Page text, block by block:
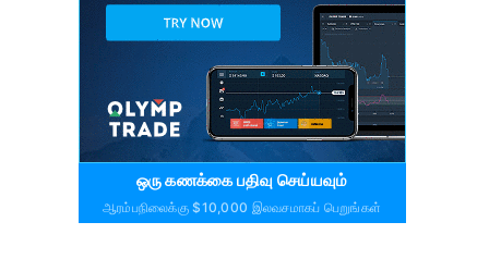
ஒரு கணக்கை பதிவு செய்யவும்
ஆரம்பநிலைக்கு $10,000 இலவசமாகப் பெறுங்கள்